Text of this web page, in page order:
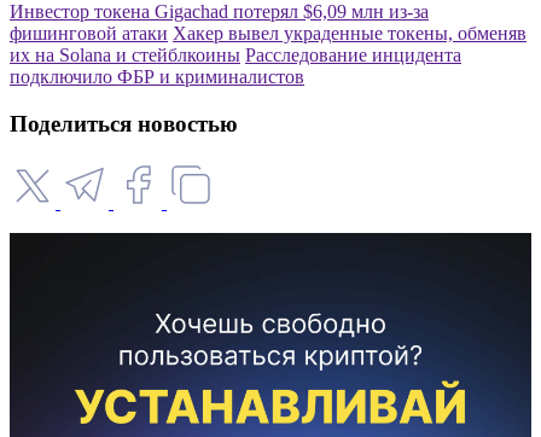
Инвестор токена Gigachad потерял $6,09 млн из-за
фишинговой атаки Хакер вывел украденные токены, обменяв
их на Solana и стейблкоины Расследование инцидента
подключило ФБР и криминалистов
Поделиться новостью